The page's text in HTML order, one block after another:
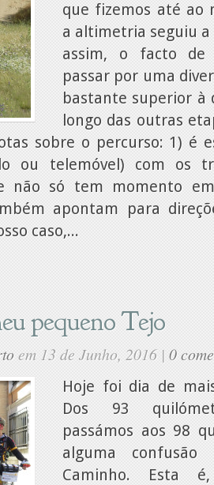
que fizemos até ao
a altimetria seguiu
assim, o facto de
passar por uma
bastante superior à
longo das outras
sobre o percurso: 1) é
ou telemóvel) com os
não só tem momento
apontam para
caso,...
pequeno Tejo
em 13 de Junho, 2016 | 0
Hoje foi dia de
Dos 93
passámos aos 98
alguma confusão
Caminho. Esta